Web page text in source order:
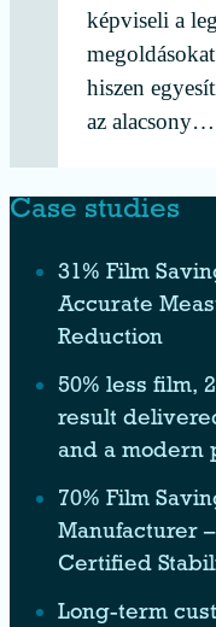
képviseli a
hiszen
az alacsony…
Case studies
31% Film
Accurate
Reduction
50% less film,
result
and a modern
70% Film
Manufacturer
Certified
Long-term